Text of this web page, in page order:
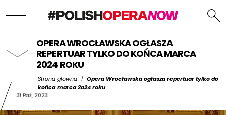
OPERA WROCŁAWSKA OGŁASZA
REPERTUAR TYLKO DO KOŃCA MARCA
2024 ROKU
Strona główna | Opera Wrocławska ogłasza repertuar tylko do
końca marca 2024 roku
31 Paź, 2023